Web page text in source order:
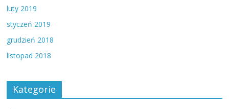
luty 2019
styczeń 2019
grudzień 2018
listopad 2018
Kategorie